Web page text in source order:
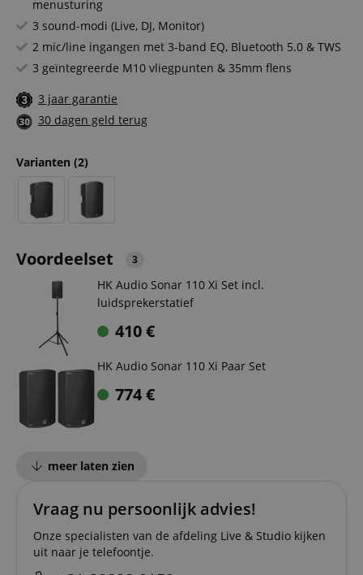
menusturing
3 sound-modi (Live, DJ, Monitor)
2 mic/line ingangen met 3-band EQ, Bluetooth 5.0 & TWS
3 geïntegreerde M10 vliegpunten & 35mm flens
3 jaar garantie
30 dagen geld terug
Varianten (2)
Voordeelset 3
HK Audio Sonar 110 Xi Set incl.
luidsprekerstatief
410€
HK Audio Sonar 110 Xi Paar Set
774€
meer laten zien
Vraag nu persoonlijk advies!
Onze specialisten van de afdeling Live & Studio kijken
uit naar je telefoontje.